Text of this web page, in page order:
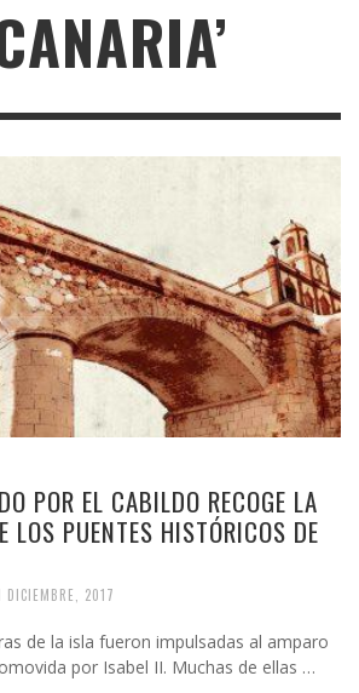
POR EL CABILDO RECOGE LA
LOS PUENTES HISTÓRICOS DE
DICIEMBRE, 2017
de la isla fueron impulsadas al amparo
por Isabel II. Muchas de ellas …